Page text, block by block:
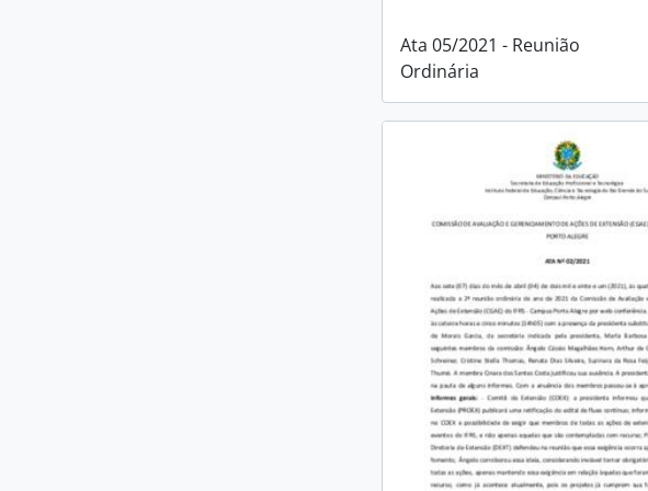
Ata 05/2021 - Reunião
Ordinária